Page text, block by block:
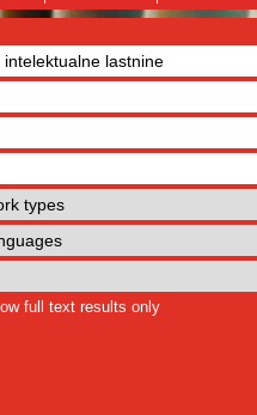
full text results only